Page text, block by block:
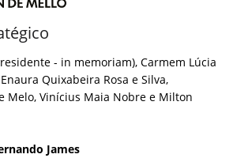
- in memoriam), Carmem Lúcia
Quixabeira Rosa e Silva,
Melo, Vinícius Maia Nobre e Milton
James